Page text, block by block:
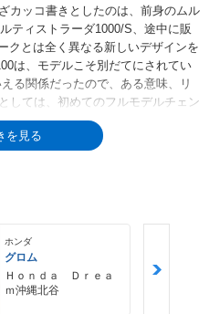
カッコ書きとしたのは、前身のムル
ティストラーダ1000/S、途中に販
クとは全く異なる新しいデザインを
は、モデルこそ別だてにされてい
る関係だったので、ある意味、リ
しては、初めてのフルモデルチェン
1200のデザイン的な特徴は、これ
与えられたフロントカウル。但し、
、ボア×ストロークは
パーバイク1198用（テスタストレ
しながら、バルブのオーバーラップ
トラーダのキャラクターに合わせた
分かった。また、スロットルの開閉
ヤを採用。トラクションコントロー
チェンジを受けたのち、2015年モ
を見る
ホンダ
グロム
Ｈｏｎｄａ Ｄｒｅａ
ｍ沖縄北谷